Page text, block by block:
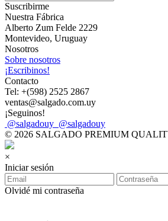
Suscribirme
Nuestra Fábrica
Alberto Zum Felde 2229
Montevideo, Uruguay
Nosotros
Sobre nosotros
¡Escribinos!
Contacto
Tel: +(598) 2525 2867
ventas@salgado.com.uy
¡Seguinos!
@salgadouy @salgadouy
© 2026 SALGADO PREMIUM
×
Iniciar sesión
Olvidé mi contraseña